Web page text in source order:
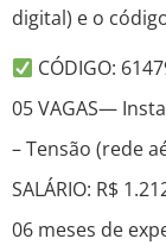
digital) e o
CÓDIGO:
05 VAGAS—
– Tensão (rede
SALÁRIO: R$
06 meses de